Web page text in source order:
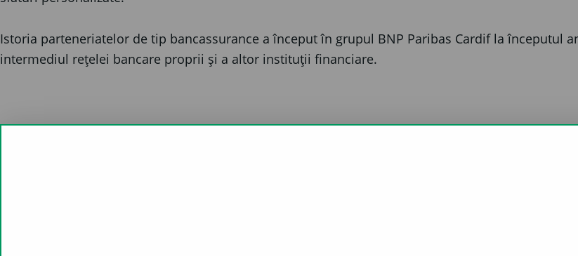
Istoria parteneriatelor de tip bancassurance a început în grupul BNP Paribas Cardif la începutul
intermediul rețelei bancare proprii și a altor instituții financiare.